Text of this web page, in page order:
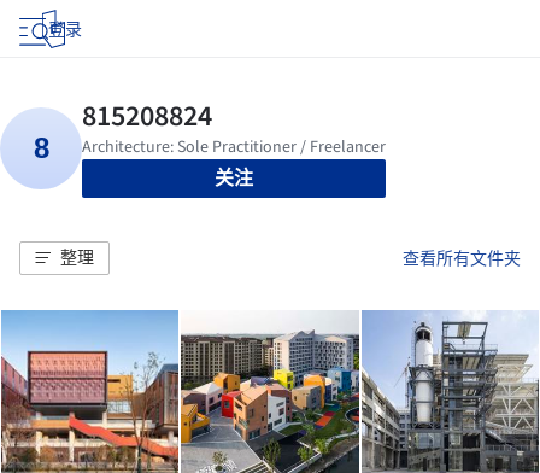
登录
关注
整理 查看所有文件夹